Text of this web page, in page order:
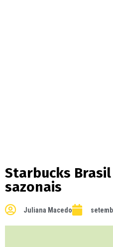
Starbucks
sazonais
Juliana Macedo